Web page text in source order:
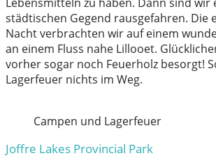
städtischen Gegend rausgefahren. Die
Nacht verbrachten wir auf einem
an einem Fluss nahe Lillooet.
vorher sogar noch Feuerholz besorgt!
Lagerfeuer nichts im Weg.
Campen und Lagerfeuer
Joffre Lakes Provincial Park